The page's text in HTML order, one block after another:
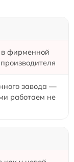
фирменной
завода —
работаем не